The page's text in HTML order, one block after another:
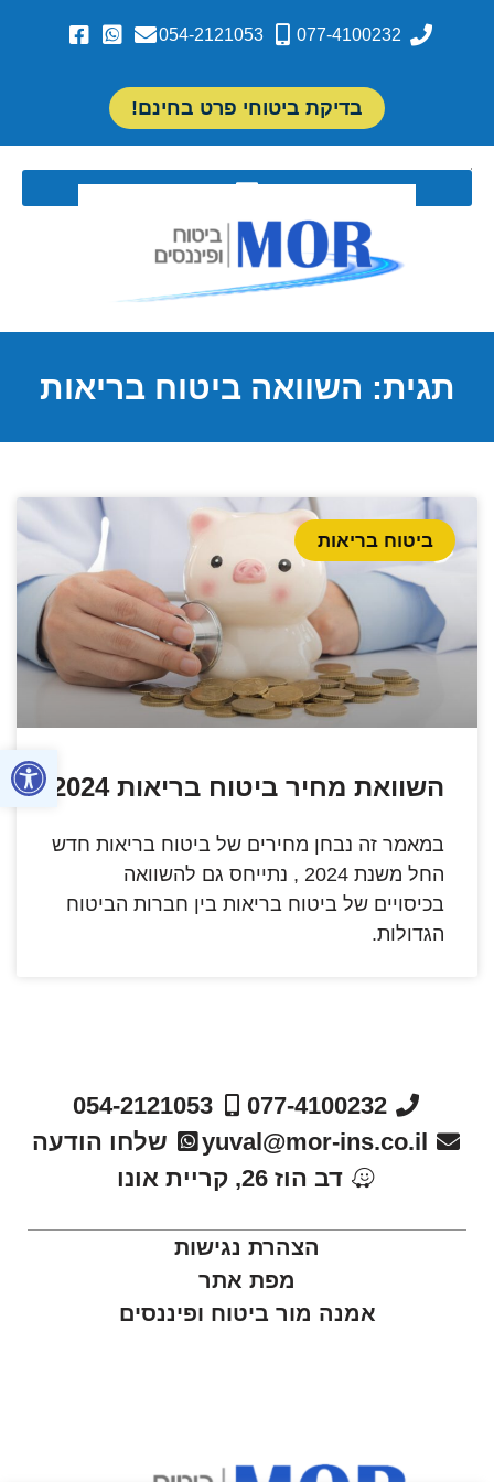
פתח
077-4100232
054-2121053
בדיקת ביטוחי פרט בחינם!
תגית: השוואה ביטוח בריאות
ביטוח בריאות
השוואת מחיר ביטוח בריאות 2024
במאמר זה נבחן מחירים של ביטוח בריאות חדש
החל משנת 2024 , נתייחס גם להשוואה
בכיסויים של ביטוח בריאות בין חברות הביטוח
הגדולות.
077-4100232
054-2121053
yuval@mor-ins.co.il
שלחו הודעה
דב הוז 26, קריית אונו
הצהרת נגישות
מפת אתר
אמנה מור ביטוח ופיננסים